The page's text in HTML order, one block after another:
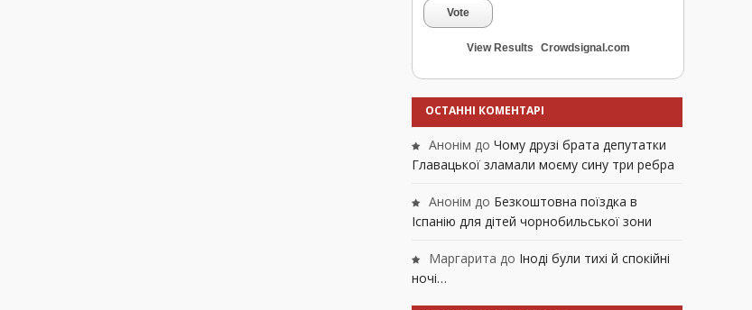
Vote
View Results Crowdsignal.com
ОСТАННІ КОМЕНТАРІ
Анонім до Чому друзі брата депутатки
Главацької зламали моєму сину три ребра
Анонім до Безкоштовна поїздка в
Іспанію для дітей чорнобильської зони
Маргарита до Іноді були тихі й спокійні
ночі…